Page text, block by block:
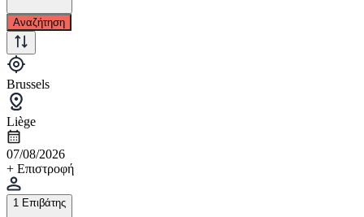
Αναζήτηση
Brussels
Liège
07/08/2026
+ Επιστροφή
1 Επιβάτης